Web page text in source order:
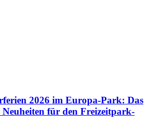
2026 im Europa-Park: Das
Neuheiten für den Freizeitpark-